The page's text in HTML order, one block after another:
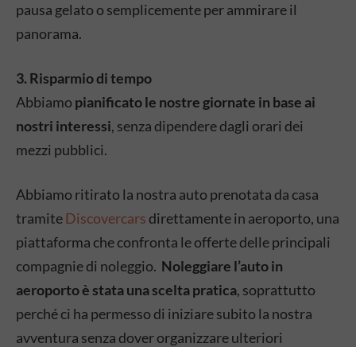
pausa gelato o semplicemente per ammirare il
panorama.
3. Risparmio di tempo
Abbiamo pianificato le nostre giornate in base ai
nostri interessi, senza dipendere dagli orari dei
mezzi pubblici.
Abbiamo ritirato la nostra auto prenotata da casa
tramiteDiscovercarsdirettamente in aeroporto, una
piattaforma che confronta le offerte delle principali
compagnie di noleggio. Noleggiare l’auto in
aeroporto è stata una scelta pratica, soprattutto
perché ci ha permesso di iniziare subito la nostra
avventura senza dover organizzare ulteriori